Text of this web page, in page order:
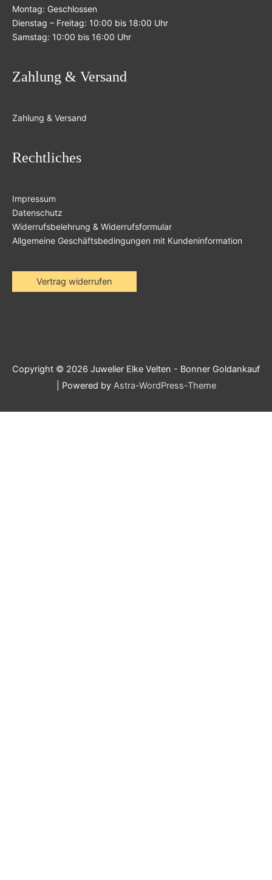
Montag: Geschlossen
Dienstag – Freitag: 10:00 bis 18:00 Uhr
Samstag: 10:00 bis 16:00 Uhr
Zahlung & Versand
Zahlung & Versand
Rechtliches
Impressum
Datenschutz
Widerrufsbelehrung & Widerrufsformular
Allgemeine Geschäftsbedingungen mit Kundeninformation
Vertrag widerrufen
Copyright © 2026 Juwelier Elke Velten - Bonner Goldankauf
| Powered by Astra-WordPress-Theme